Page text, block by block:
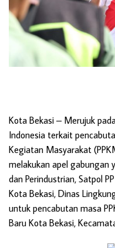
Kota Bekasi – Merujuk
Indonesia terkait
Kegiatan Masyarakat
melakukan apel gabungan
dan Perindustrian, Satpol
Kota Bekasi, Dinas
untuk pencabutan masa
Baru Kota Bekasi,